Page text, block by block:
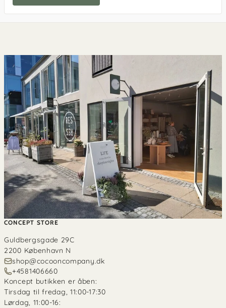
CONCEPT STORE
Guldbergsgade 29C
2200 København N
shop@cocooncompany.dk
+4581406660
Koncept butikken er åben:
Tirsdag til fredag, 11:00-17:30
Lørdag, 11:00-16: